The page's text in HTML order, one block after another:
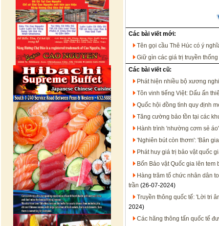
Các bài viết mới:
Tên gọi cầu Thê Húc có ý
Giữ gìn các giá trị truyền
Các bài viết cũ:
Phát hiện nhiều bộ xương
Tôn vinh tiếng Việt: Dấu ấn
Quốc hội đồng tình quy định
Tăng cường bảo tồn tại các
Hành trình 'nhường cơm sẻ
'Nghiên bút còn thơm': 'Bản
Phát huy giá trị bảo vật quốc
Bốn Bảo vật Quốc gia lên tem
Hàng trăm tổ chức nhân dân
trần (26-07-2024)
Truyền thông quốc tế: 'Lời tri
2024)
Các hãng thông tấn quốc tế